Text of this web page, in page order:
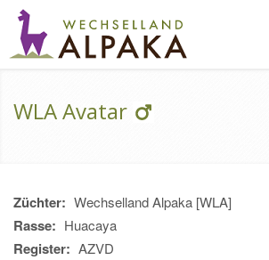
WLA Avatar
Züchter: Wechselland Alpaka [WLA]
Rasse: Huacaya
Register: AZVD